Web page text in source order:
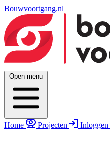
Bouwvoortgang.nl
Open menu
Home Projecten Inloggen